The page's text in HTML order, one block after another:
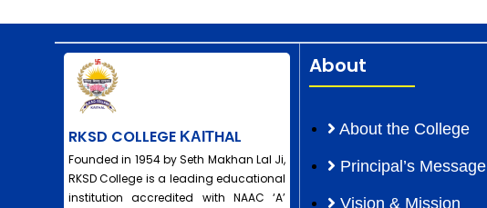
RKSD COLLEGE ΚΑΙΤHAL
Founded in 1954 by Seth Makhan Lal Ji,
RKSD College is a leading educational
institution accredited with NAAC ‘A’
About
About the College
Principal’s Message
Vision & Mission